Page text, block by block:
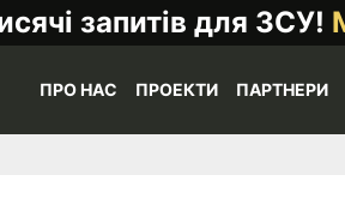
запитів для ЗСУ!
ПРО НАС ПРОЕКТИ ПАРТНЕРИ